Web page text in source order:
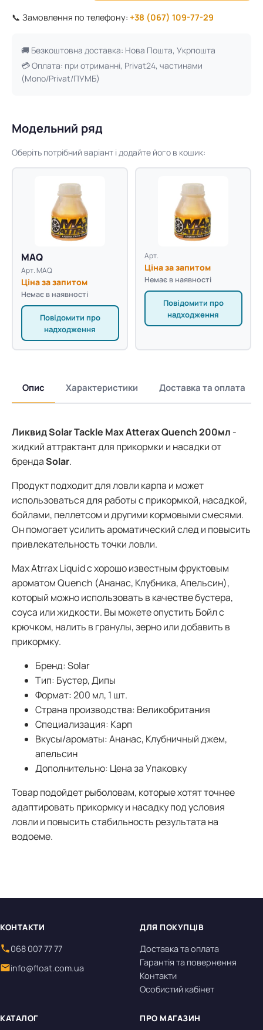
📞 Замовлення по телефону: +38 (067) 109-77-29
🚚 Безкоштовна доставка: Нова Пошта, Укрпошта
💳 Оплата: при отриманні, Privat24, частинами
(Mono/Privat/ПУМБ)
Модельний ряд
Оберіть потрібний варіант і додайте його в кошик:
MAQ
Арт. MAQ
Ціна за запитом
Немає в наявності
Повідомити про
надходження
Арт.
Ціна за запитом
Немає в наявності
Повідомити про
надходження
Опис Характеристики Доставка та оплата
Ликвид Solar Tackle Max Atterax Quench 200мл -
жидкий аттрактант для прикормки и насадки от
брендаSolar.
Продукт подходит для ловли карпа и может
использоваться для работы с прикормкой, насадкой,
бойлами, пеллетсом и другими кормовыми смесями.
Он помогает усилить ароматический след и повысить
привлекательность точки ловли.
Max Atrrax Liquid с хорошо известным фруктовым
ароматом Quench (Ананас, Клубника, Апельсин),
который можно использовать в качестве бустера,
соуса или жидкости. Вы можете опустить Бойл с
крючком, налить в гранулы, зерно или добавить в
прикормку.
Бренд: Solar
Тип: Бустер, Дипы
Формат: 200 мл, 1 шт.
Страна производства: Великобритания
Специализация: Карп
Вкусы/ароматы: Ананас, Клубничный джем,
апельсин
Дополнительно: Цена за Упаковку
Товар подойдет рыболовам, которые хотят точнее
адаптировать прикормку и насадку под условия
ловли и повысить стабильность результата на
водоеме.
КОНТАКТИ
068 007 77 77
info@float.com.ua
ДЛЯ ПОКУПЦІВ
Доставка та оплата
Гарантія та повернення
Контакти
Особистий кабінет
КАТАЛОГ ПРО МАГАЗИН